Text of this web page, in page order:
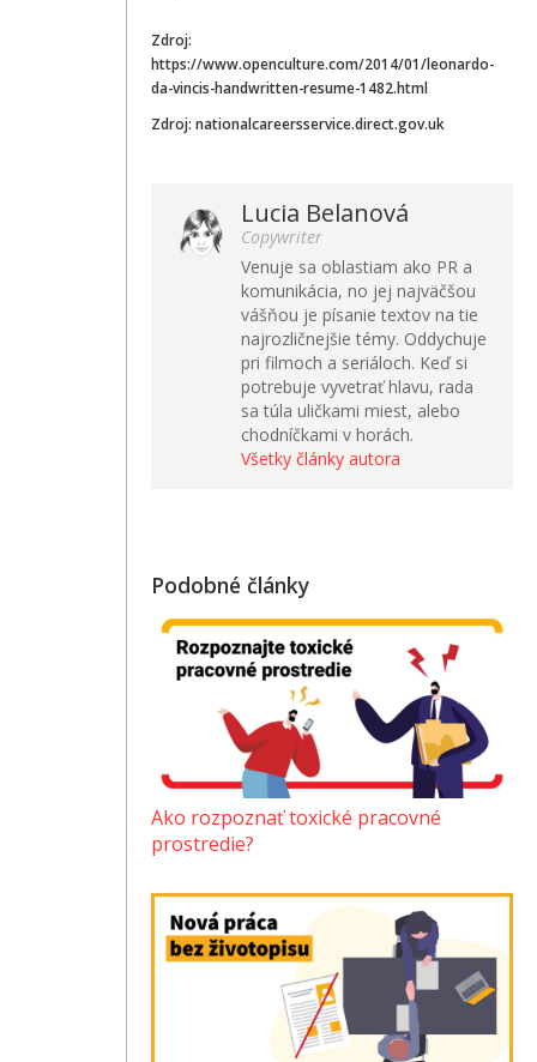
Zdroj:
https://www.openculture.com/2014/01/leonardo-
da-vincis-handwritten-resume-1482.html
Zdroj: nationalcareersservice.direct.gov.uk
Lucia Belanová
Copywriter
Venuje sa oblastiam ako PR a
komunikácia, no jej najväčšou
vášňou je písanie textov na tie
najrozličnejšie témy. Oddychuje
pri filmoch a seriáloch. Keď si
potrebuje vyvetrať hlavu, rada
sa túla uličkami miest, alebo
chodníčkami v horách.
Všetky články autora
Podobné články
Ako rozpoznať toxické pracovné
prostredie?